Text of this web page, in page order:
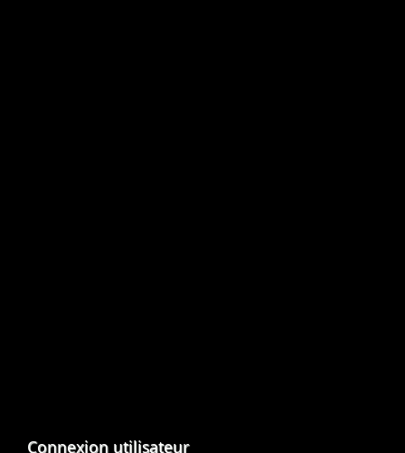
Connexion utilisateur